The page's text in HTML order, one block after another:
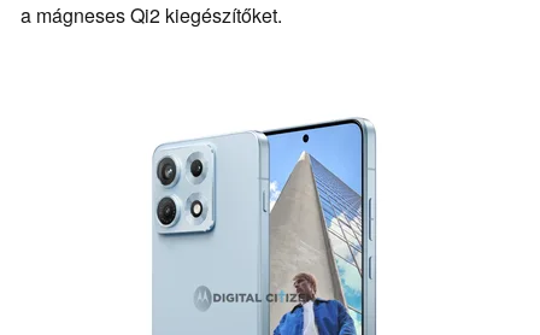
a mágneses Qi2 kiegészítőket.